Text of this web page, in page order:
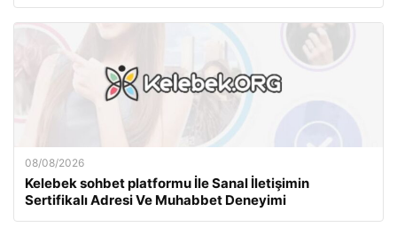
08/08/2026
Kelebek sohbet platformu İle Sanal İletişimin
Sertifikalı Adresi Ve Muhabbet Deneyimi